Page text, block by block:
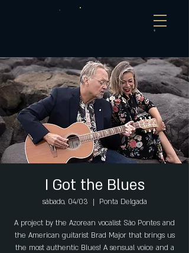
I Got the Blues
sábado, 04/03
  |
Ponta Delgada
A project by the Azorean vocalist São Pontes and
the American guitarist Brad Major that brings us
the most authentic Blues! A sensual voice and a